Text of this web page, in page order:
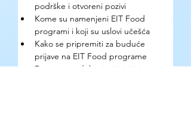
podrške i otvoreni pozivi
Kome su namenjeni EIT Food
programi i koji su uslovi učešća
Kako se pripremiti za buduće
prijave na EIT Food programe
Dostupne edukacije i inicijative za